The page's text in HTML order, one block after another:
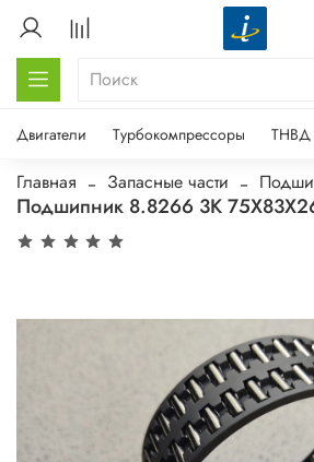
Двигатели Турбокомпрессоры ТНВД
Главная Запасные части
Подшипник 8.8266 3К